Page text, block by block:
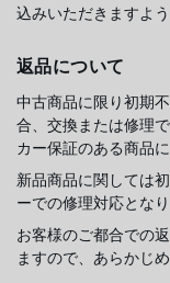
込みいただきますよ
返品について
中古商品に限り初期
合、交換または修理
カー保証のある商品
新品商品に関しては
ーでの修理対応となり
お客様のご都合での
ますので、あらかじ